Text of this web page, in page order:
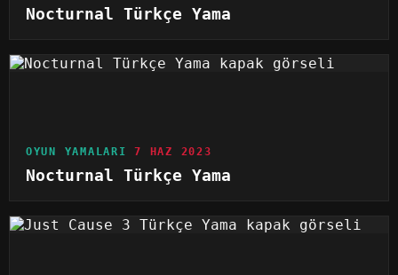
Nocturnal Türkçe Yama
OYUN YAMALARI 7 HAZ 2023
Nocturnal Türkçe Yama